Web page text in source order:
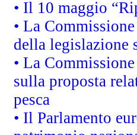
• Il 10 maggio
• La
della legislazione
• La
sulla proposta
pesca
• Il Parlamento